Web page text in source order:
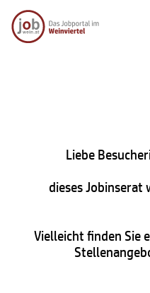
Liebe
dieses Jobinserat
Vielleicht finden Sie